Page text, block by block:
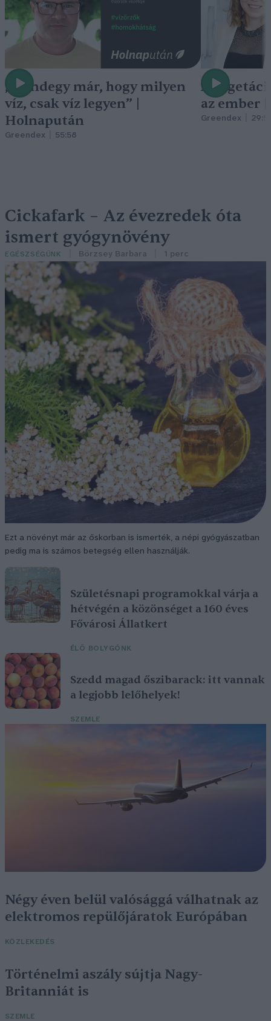
„Mindegy már, hogy milyen
víz, csak víz legyen” |
Holnapután
Greendex 55:58
A
az ember
Greendex
Cickafark – Az évezredek óta
ismert gyógynövény
EGÉSZSÉGÜNK Börzsey Barbara 1 perc
Ezt a növényt már az őskorban is ismerték, a népi gyógyászatban
pedig ma is számos betegség ellen használják.
Születésnapi programokkal várja a
hétvégén a közönséget a 160 éves
Fővárosi Állatkert
ÉLŐ BOLYGÓNK
Szedd magad őszibarack: itt vannak
a legjobb lelőhelyek!
SZEMLE
Négy éven belül valósággá válhatnak az
elektromos repülőjáratok Európában
KÖZLEKEDÉS
Történelmi aszály sújtja Nagy-
Britanniát is
SZEMLE